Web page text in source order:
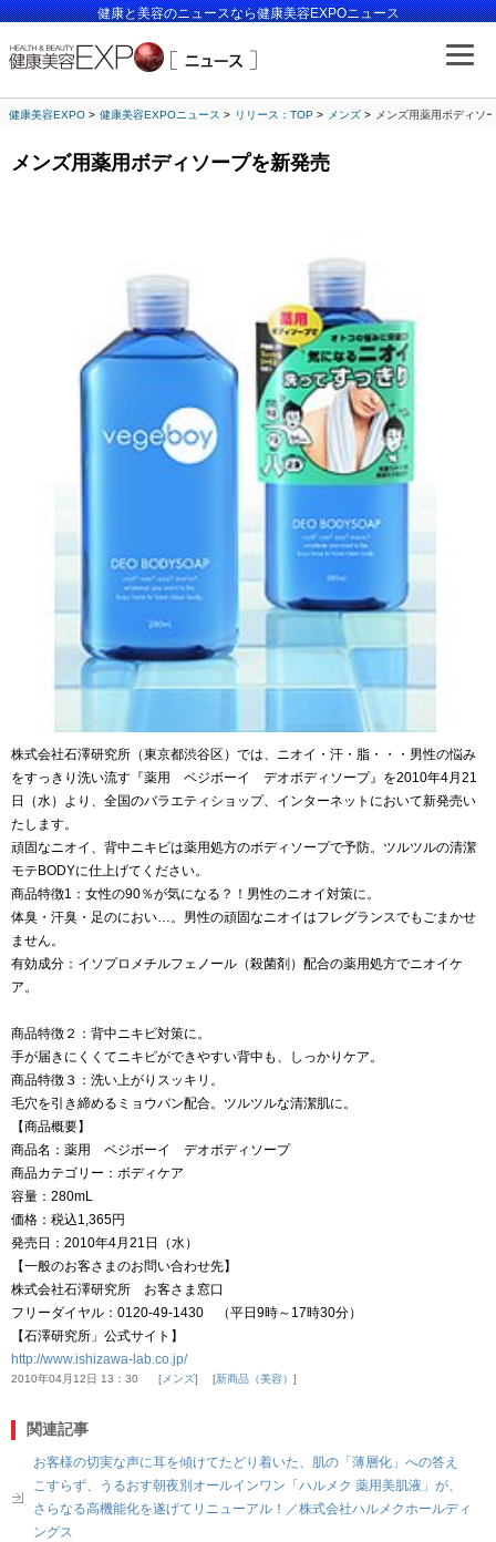
健康と美容のニュースなら健康美容EXPOニュース
健康美容EXPO 健康美容EXPOニュース リリース：TOP メンズ メンズ用薬用ボディソ
メンズ用薬用ボディソープを新発売
株式会社石澤研究所（東京都渋谷区）では、ニオイ・汗・脂・・・男性の悩み
をすっきり洗い流す『薬用 ベジボーイ デオボディソープ』を2010年4月21
日（水）より、全国のバラエティショップ、インターネットにおいて新発売い
たします。
頑固なニオイ、背中ニキビは薬用処方のボディソープで予防。ツルツルの清潔
モテBODYに仕上げてください。
商品特徴1：女性の90％が気になる？！男性のニオイ対策に。
体臭・汗臭・足のにおい…。男性の頑固なニオイはフレグランスでもごまかせ
ません。
有効成分：イソプロメチルフェノール（殺菌剤）配合の薬用処方でニオイケ
ア。
商品特徴２：背中ニキビ対策に。
手が届きにくくてニキビができやすい背中も、しっかりケア。
商品特徴３：洗い上がりスッキリ。
毛穴を引き締めるミョウバン配合。ツルツルな清潔肌に。
【商品概要】
商品名：薬用 ベジボーイ デオボディソープ
商品カテゴリー：ボディケア
容量：280mL
価格：税込1,365円
発売日：2010年4月21日（水）
【一般のお客さまのお問い合わせ先】
株式会社石澤研究所 お客さま窓口
フリーダイヤル：0120-49-1430 （平日9時～17時30分）
【石澤研究所」公式サイト】
http://www.ishizawa-lab.co.jp/
2010年04月12日 13：30 メンズ 新商品（美容）
関連記事
お客様の切実な声に耳を傾けてたどり着いた、肌の「薄層化」への答え
こすらず、うるおす朝夜別オールインワン「ハルメク 薬用美肌液」が、
さらなる高機能化を遂げてリニューアル！／株式会社ハルメクホールディ
ングス